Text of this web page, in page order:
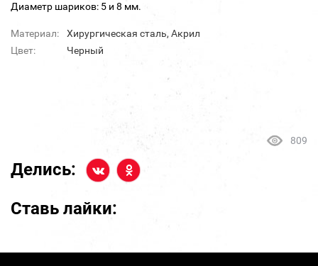
Диаметр шариков: 5 и 8 мм.
Материал:
Хирургическая сталь, Акрил
Цвет:
Черный
809
Делись:
Ставь лайки: